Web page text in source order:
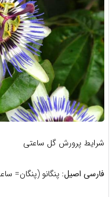
شرایط پرورش گل ساعتی
فارسی اصیل: پنگانو (پنگان=